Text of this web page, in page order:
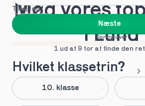
Tilføj fag
Næste
Spring over
1 ud af 9 for at finde den
Hvilket klassetrin?
10. klasse
Mød vores
i Lund